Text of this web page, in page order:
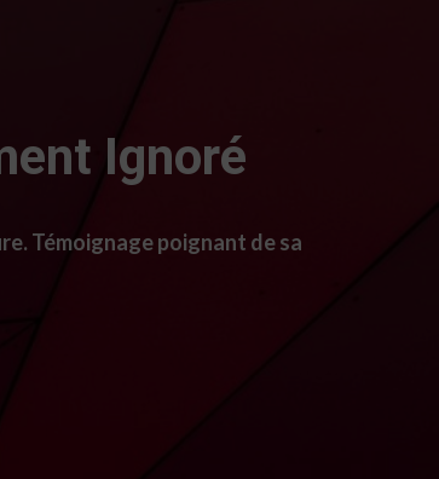
Ignoré
Témoignage poignant de sa